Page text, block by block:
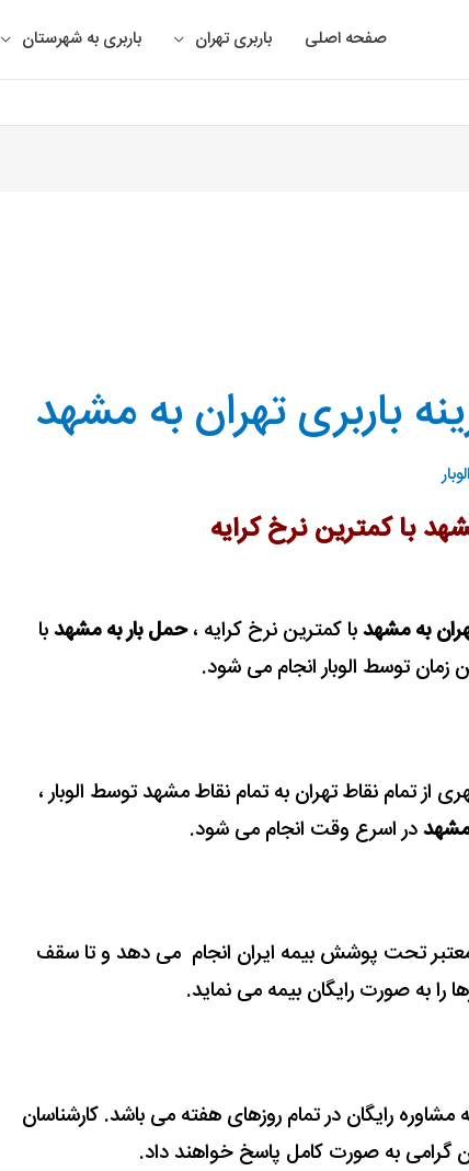
صفحه اصلی باربری تهران باربری به شهرستان
باربری تهران به مشهد
با کمترین نرخ کرایه
به مشهدبا کمترین نرخ کرایه ،حمل بار به مشهدبا
توسط الوبار انجام می شود.
تمام نقاط تهران به تمام نقاط مشهد توسط الوبار ،
مشهددر اسرع وقت انجام می شود.
و معتبر تحت پوشش بیمه ایران انجام می دهد و تا سقف
مشاوره رایگان در تمام روزهای هفته می باشد. کارشناسان
گرامی به صورت کامل پاسخ خواهند داد.